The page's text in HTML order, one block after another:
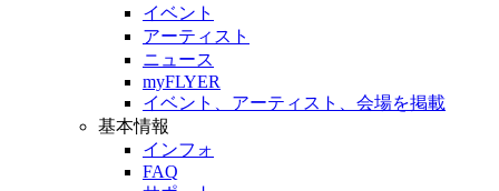
イベント
アーティスト
ニュース
myFLYER
イベント、アーティスト、会場を掲載
基本情報
インフォ
FAQ